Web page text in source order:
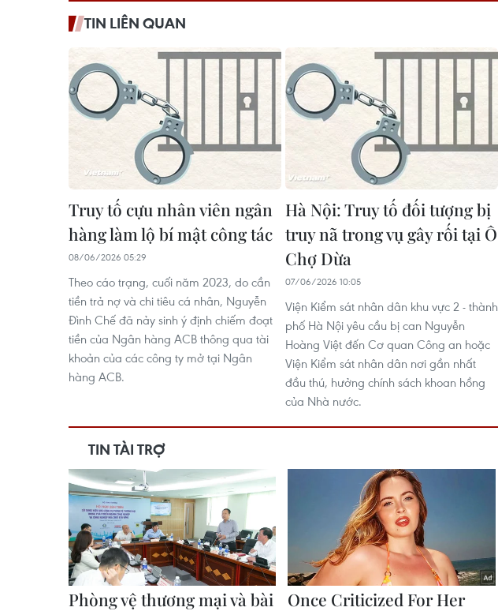
TIN LIÊN QUAN
Truy tố cựu nhân viên ngân
hàng làm lộ bí mật công tác
08/06/2026 05:29
Theo cáo trạng, cuối năm 2023, do cần
tiền trả nợ và chi tiêu cá nhân, Nguyễn
Đình Chế đã nảy sinh ý định chiếm đoạt
tiền của Ngân hàng ACB thông qua tài
khoản của các công ty mở tại Ngân
hàng ACB.
Hà Nội: Truy tố đối tượng bị
truy nã trong vụ gây rối tại Ô
Chợ Dừa
07/06/2026 10:05
Viện Kiểm sát nhân dân khu vực 2 - thành
phố Hà Nội yêu cầu bị can Nguyễn
Hoàng Việt đến Cơ quan Công an hoặc
Viện Kiểm sát nhân dân nơi gần nhất
đầu thú, hưởng chính sách khoan hồng
của Nhà nước.